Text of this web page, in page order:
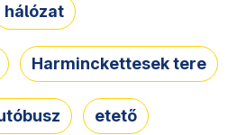
hálózat
Harminckettesek tere
etető